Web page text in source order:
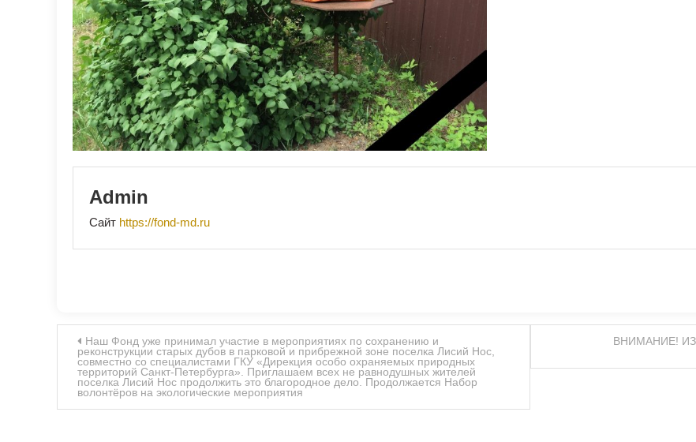
Admin
Сайт https://fond-md.ru
Навигация
по
записям
Наш Фонд уже принимал участие в мероприятиях по сохранению и
реконструкции старых дубов в парковой и прибрежной зоне поселка Лисий Нос,
совместно со специалистами ГКУ «Дирекция особо охраняемых природных
территорий Санкт-Петербурга». Приглашаем всех не равнодушных жителей
поселка Лисий Нос продолжить это благородное дело. Продолжается Набор
волонтёров на экологические мероприятия
ВНИМАНИЕ!